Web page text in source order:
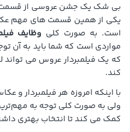
بی شک یک جشن عروسی از
یکی از همین قسمت های مهم
است. به صورت کلی وظایف
مواردی است که شما باید به آن
که یک فیلمبردار عروس می تواند
کند.
با اینکه امروزه هر فیلمبردار و
ولی به صورت کلی توجه به
کمک می کند تا انتخاب بهتری